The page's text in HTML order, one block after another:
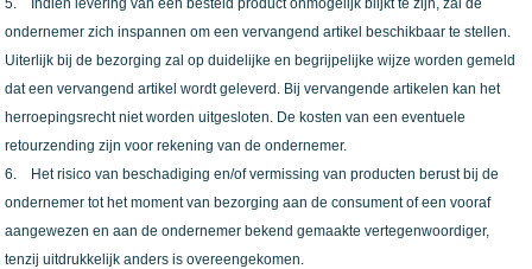
5. Indien levering van een besteld product onmogelijk blijkt te zijn, zal de
ondernemer zich inspannen om een vervangend artikel beschikbaar te stellen.
Uiterlijk bij de bezorging zal op duidelijke en begrijpelijke wijze worden gemeld
dat een vervangend artikel wordt geleverd. Bij vervangende artikelen kan het
herroepingsrecht niet worden uitgesloten. De kosten van een eventuele
retourzending zijn voor rekening van de ondernemer.
6. Het risico van beschadiging en/of vermissing van producten berust bij de
ondernemer tot het moment van bezorging aan de consument of een vooraf
aangewezen en aan de ondernemer bekend gemaakte vertegenwoordiger,
tenzij uitdrukkelijk anders is overeengekomen.